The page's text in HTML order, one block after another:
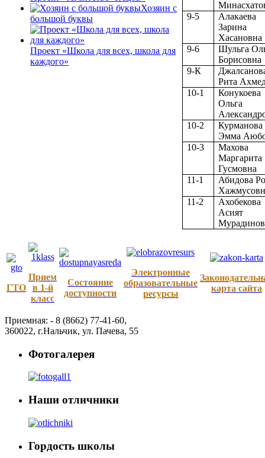
Хозяин с
большой буквы
Проект «Школа для всех, школа для
каждого»
9-5
Алакаева
Зарина
Хасановна
9-6
Шульга
Борисовна
9-К
Рита
10-1
Конукоева
Ольга
10-2
Курманова
Эмма
10-3
Махова
Маргарита
Гусмовна
11-1
Абидова
11-2
Ахобекова
Асият
ГТО
Прием
в 1-й
класс
Состояние
доступности
Электронные
образовательные
ресурсы
карта сайта
Приемная: - 8 (8662) 77-41-60,
360022, г.Нальчик, ул. Пачева, 55
Фотогалерея
Наши отличники
Гордость школы